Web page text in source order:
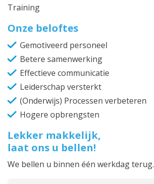
Training
Onze beloftes
Gemotiveerd personeel
Betere samenwerking
Effectieve communicatie
Leiderschap versterkt
(Onderwijs) Processen verbeteren
Hogere opbrengsten
Lekker makkelijk,
laat ons u bellen!
We bellen u binnen één werkdag terug.